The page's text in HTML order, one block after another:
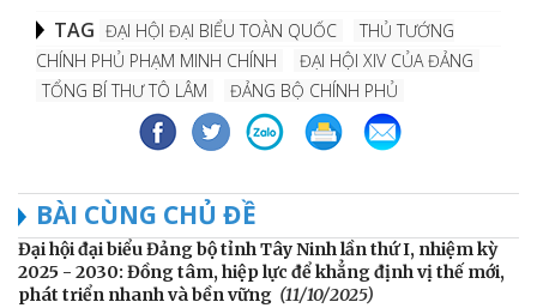
TAG ĐẠI HỘI ĐẠI BIỂU TOÀN QUỐC
THỦ TƯỚNG
CHÍNH PHỦ PHẠM MINH CHÍNH
ĐẠI HỘI XIV CỦA ĐẢNG
TỔNG BÍ THƯ TÔ LÂM
ĐẢNG BỘ CHÍNH PHỦ
BÀI CÙNG CHỦ ĐỀ
Đại hội đại biểu Đảng bộ tỉnh Tây Ninh lần thứ I, nhiệm kỳ
2025 - 2030: Đồng tâm, hiệp lực để khẳng định vị thế mới,
phát triển nhanh và bền vững (11/10/2025)